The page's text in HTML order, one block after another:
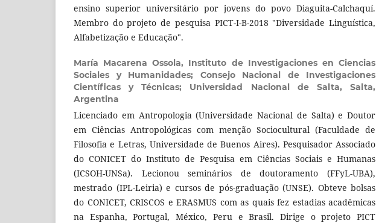
ensino superior universitário por jovens do povo Diaguita-Calchaquí.
Membro do projeto de pesquisa PICT-I-B-2018 "Diversidade Linguística,
Alfabetização e Educação".
María Macarena Ossola, Instituto de Investigaciones en Ciencias
Sociales y Humanidades; Consejo Nacional de Investigaciones
Científicas y Técnicas; Universidad Nacional de Salta, Salta,
Argentina
Licenciado em Antropologia (Universidade Nacional de Salta) e Doutor
em Ciências Antropológicas com menção Sociocultural (Faculdade de
Filosofia e Letras, Universidade de Buenos Aires). Pesquisador Associado
do CONICET do Instituto de Pesquisa em Ciências Sociais e Humanas
(ICSOH-UNSa). Lecionou seminários de doutoramento (FFyL-UBA),
mestrado (IPL-Leiria) e cursos de pós-graduação (UNSE). Obteve bolsas
do CONICET, CRISCOS e ERASMUS com as quais fez estadias acadêmicas
na Espanha, Portugal, México, Peru e Brasil. Dirige o projeto PICT